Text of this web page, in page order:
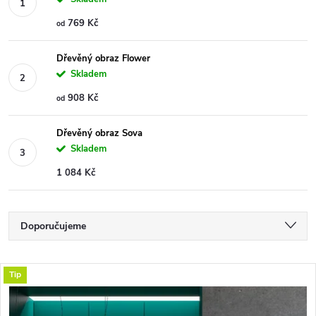
od 769 Kč
Dřevěný obraz Flower
Skladem
od 908 Kč
Dřevěný obraz Sova
Skladem
1 084 Kč
Ř
a
z
Doporučujeme
Nejdražší
Nejprodávanější
V
Tip